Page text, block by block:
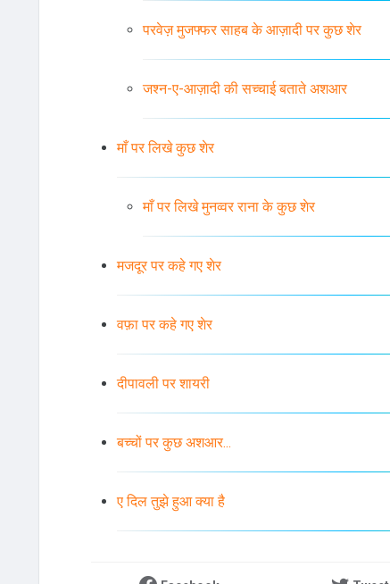
परवेज़ मुजफ्फर साहब के आज़ादी पर कुछ शेर
जश्न-ए-आज़ादी की सच्चाई बताते अशआर
माँ पर लिखे कुछ शेर
माँ पर लिखे मुनव्वर राना के कुछ शेर
मजदूर पर कहे गए शेर
वफ़ा पर कहे गए शेर
दीपावली पर शायरी
बच्चों पर कुछ अशआर...
ए दिल तुझे हुआ क्या है